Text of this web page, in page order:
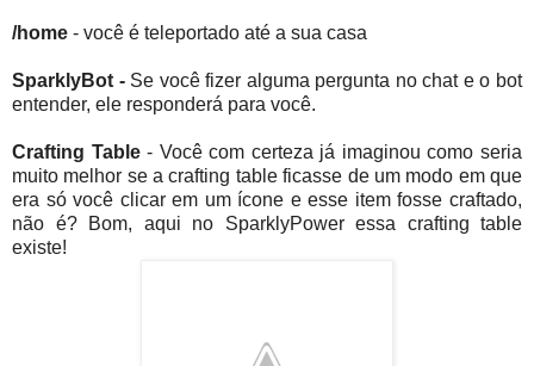
/home - você é teleportado até a sua casa
SparklyBot - Se você fizer alguma pergunta no chat e o bot
entender, ele responderá para você.
Crafting Table- Você com certeza já imaginou como seria
muito melhor se a crafting table ficasse de um modo em que
era só você clicar em um ícone e esse item fosse craftado,
não é? Bom, aqui no SparklyPower essa crafting table
existe!